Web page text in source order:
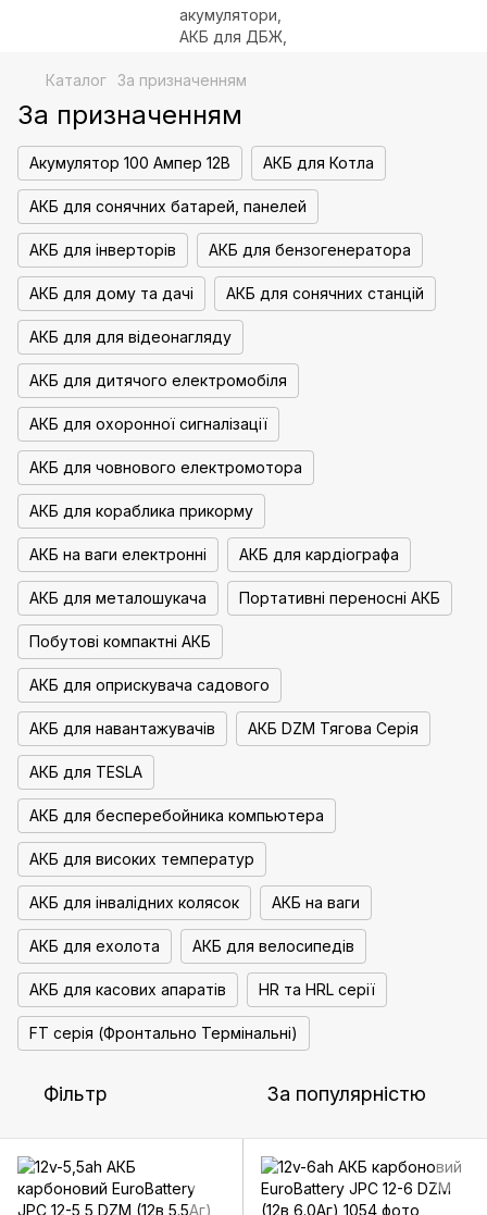
Каталог За призначенням
За призначенням
Акумулятор 100 Ампер 12В АКБ для Котла
АКБ для сонячних батарей, панелей
АКБ для інверторів АКБ для бензогенератора
АКБ для дому та дачі АКБ для сонячних станцій
АКБ для для відеонагляду
АКБ для дитячого електромобіля
АКБ для охоронної сигналізації
АКБ для човнового електромотора
АКБ для кораблика прикорму
АКБ на ваги електронні АКБ для кардіографа
АКБ для металошукача Портативні переносні АКБ
Побутові компактні АКБ
АКБ для оприскувача садового
АКБ для навантажувачів АКБ DZM Тягова Серія
АКБ для TESLA
АКБ для бесперебойника компьютера
АКБ для високих температур
АКБ для інвалідних колясок АКБ на ваги
АКБ для ехолота АКБ для велосипедів
АКБ для касових апаратів HR та HRL серії
FT серія (Фронтально Термінальні)
Фільтр За популярністю